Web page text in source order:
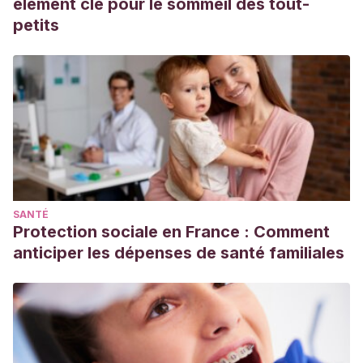
élément clé pour le sommeil des tout-
petits
SANTÉ
Protection sociale en France : Comment
anticiper les dépenses de santé familiales